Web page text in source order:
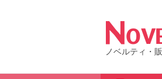
ノベルティ・